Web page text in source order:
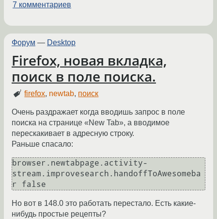
7 комментариев
Форум — Desktop
Firefox, новая вкладка,
поиск в поле поиска.
firefox, newtab, поиск
Очень раздражает когда вводишь запрос в поле
поиска на странице «New Tab», а вводимое
перескакивает в адресную строку.
Раньше спасало:
browser.newtabpage.activity-
stream.improvesearch.handoffToAwesomeba
Но вот в 148.0 это работать перестало. Есть какие-
нибудь простые рецепты?